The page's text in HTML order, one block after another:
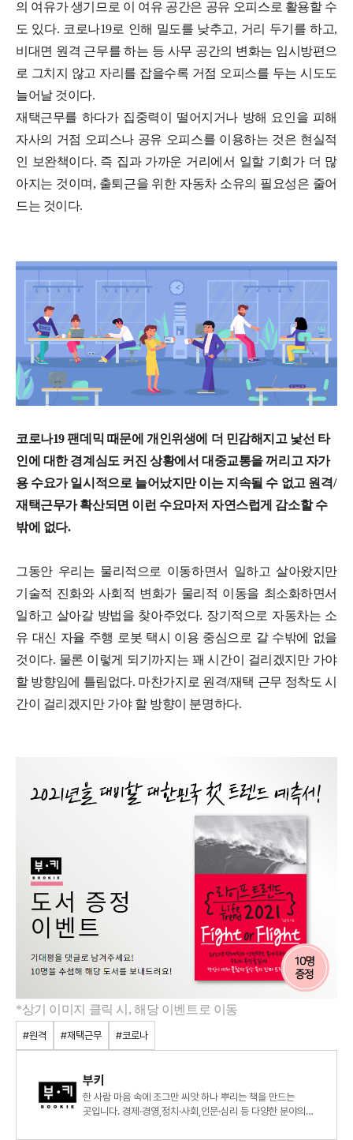
의 여유가 생기므로 이 여유 공간은 공유 오피스로 활용할 수
도 있다. 코로나19로 인해 밀도를 낮추고, 거리 두기를 하고,
비대면 원격 근무를 하는 등 사무 공간의 변화는 임시방편으
로 그치지 않고 자리를 잡을수록 거점 오피스를 두는 시도도
늘어날 것이다.
재택근무를 하다가 집중력이 떨어지거나 방해 요인을 피해
자사의 거점 오피스나 공유 오피스를 이용하는 것은 현실적
인 보완책이다. 즉 집과 가까운 거리에서 일할 기회가 더 많
아지는 것이며, 출퇴근을 위한 자동차 소유의 필요성은 줄어
드는 것이다.
코로나19 팬데믹 때문에 개인위생에 더 민감해지고 낯선 타
인에 대한 경계심도 커진 상황에서 대중교통을 꺼리고 자가
용 수요가 일시적으로 늘어났지만 이는 지속될 수 없고 원격/
재택근무가 확산되면 이런 수요마저 자연스럽게 감소할 수
밖에 없다.
그동안 우리는 물리적으로 이동하면서 일하고 살아왔지만
기술적 진화와 사회적 변화가 물리적 이동을 최소화하면서
일하고 살아갈 방법을 찾아주었다. 장기적으로 자동차는 소
유 대신 자율 주행 로봇 택시 이용 중심으로 갈 수밖에 없을
것이다. 물론 이렇게 되기까지는 꽤 시간이 걸리겠지만 가야
할 방향임에 틀림없다. 마찬가지로 원격/재택 근무 정착도 시
간이 걸리겠지만 가야 할 방향이 분명하다.
*상기 이미지 클릭 시, 해당 이벤트로 이동
#원격 #재택근무 #코로나
부키
한 사람 마음 속에 조그만 씨앗 하나 뿌리는 책을 만드는
곳입니다. 경제·경영,정치·사회,인문·심리 등 다양한 분야의